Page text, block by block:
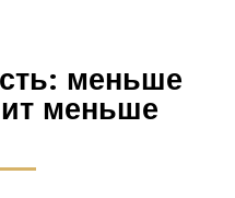
меньше
меньше